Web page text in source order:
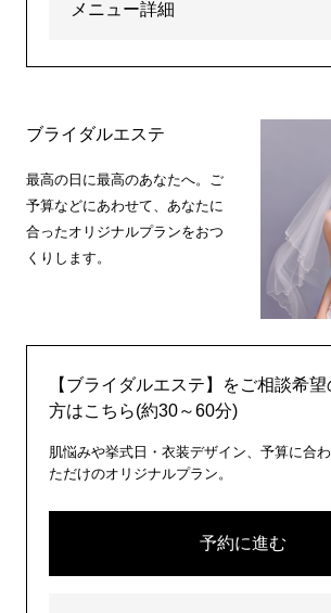
メニュー詳細
ブライダルエステ
最高の日に最高のあなたへ。ご
予算などにあわせて、あなたに
合ったオリジナルプランをおつ
くりします。
【ブライダルエステ】をご相談希望
方はこちら(約30～60分)
肌悩みや挙式日・衣装デザイン、予算に合
ただけのオリジナルプラン。
予約に進む